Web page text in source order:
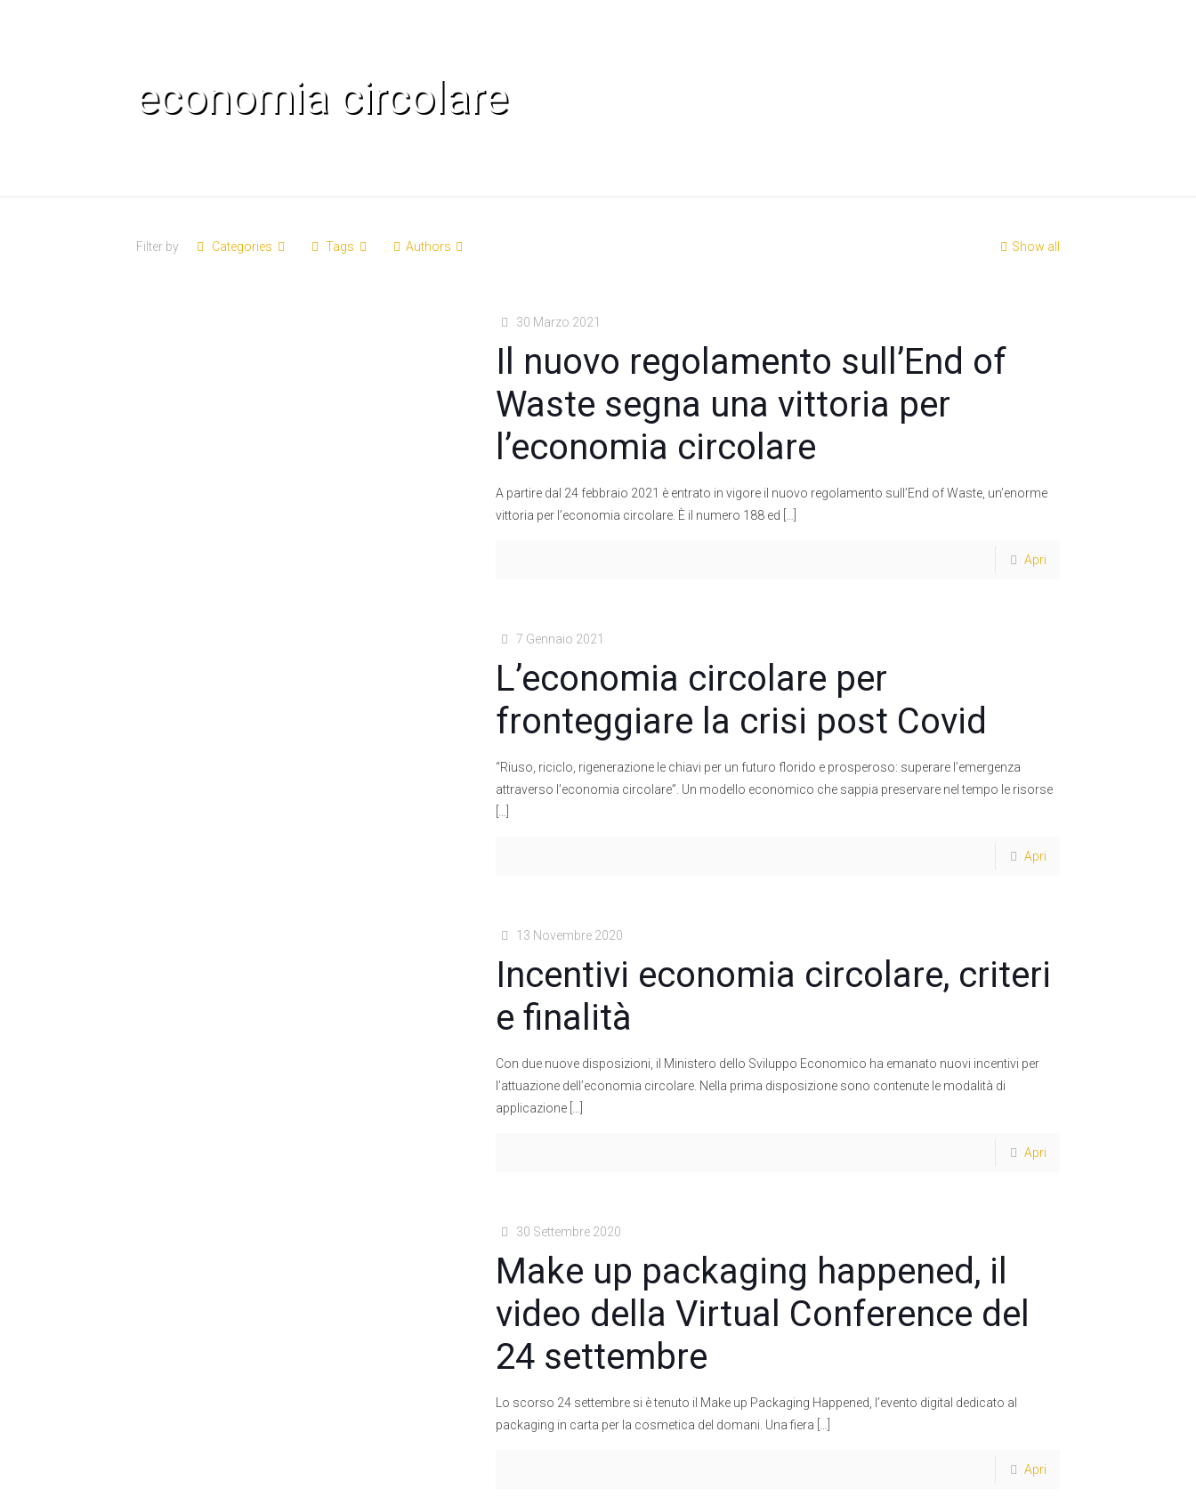
economia circolare
Filter by Categories Tags Authors Show all
30 Marzo 2021
Il nuovo regolamento sull’End of
Waste segna una vittoria per
l’economia circolare
A partire dal 24 febbraio 2021 è entrato in vigore il nuovo regolamento sull’End of Waste, un’enorme
vittoria per l’economia circolare. È il numero 188 ed
Apri
7 Gennaio 2021
L’economia circolare per
fronteggiare la crisi post Covid
“Riuso, riciclo, rigenerazione le chiavi per un futuro florido e prosperoso: superare l’emergenza
attraverso l’economia circolare”. Un modello economico che sappia preservare nel tempo le risorse
Apri
13 Novembre 2020
Incentivi economia circolare, criteri
e finalità
Con due nuove disposizioni, il Ministero dello Sviluppo Economico ha emanato nuovi incentivi per
l’attuazione dell’economia circolare. Nella prima disposizione sono contenute le modalità di
applicazione[…]
Apri
30 Settembre 2020
Make up packaging happened, il
video della Virtual Conference del
24 settembre
Lo scorso 24 settembre si è tenuto il Make up Packaging Happened, l’evento digital dedicato al
packaging in carta per la cosmetica del domani. Una fiera
Apri